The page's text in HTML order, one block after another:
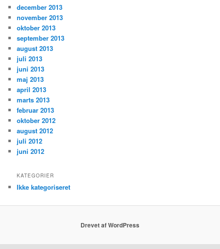
december 2013
november 2013
oktober 2013
september 2013
august 2013
juli 2013
juni 2013
maj 2013
april 2013
marts 2013
februar 2013
oktober 2012
august 2012
juli 2012
juni 2012
KATEGORIER
Ikke kategoriseret
Drevet af WordPress